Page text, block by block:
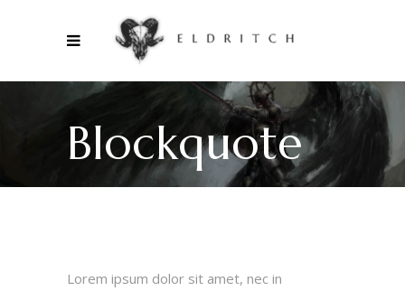
Blockquote
Lorem ipsum dolor sit amet, nec in